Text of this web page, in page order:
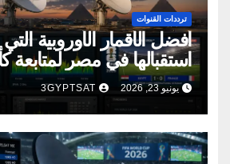
ترددات القنوات
أفضل الأقمار الأوروبية
استقبالها في مصر لمتابعة
2026
يونيو 23, 2026 3GYPTSAT